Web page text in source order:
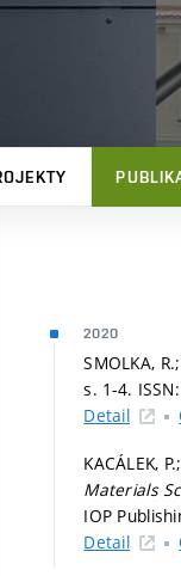
2020
SMOLKA,
s. 1-4.
Detail
KACÁLEK,
Materials
IOP
Detail